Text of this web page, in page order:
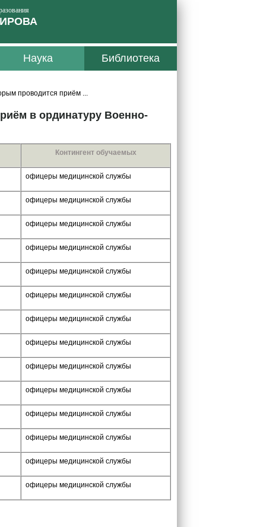
Наука Библиотека
проводится приём ...
в ординатуру Военно-
Контингент обучаемых
офицеры медицинской службы
офицеры медицинской службы
офицеры медицинской службы
офицеры медицинской службы
офицеры медицинской службы
офицеры медицинской службы
офицеры медицинской службы
офицеры медицинской службы
офицеры медицинской службы
офицеры медицинской службы
офицеры медицинской службы
офицеры медицинской службы
офицеры медицинской службы
офицеры медицинской службы